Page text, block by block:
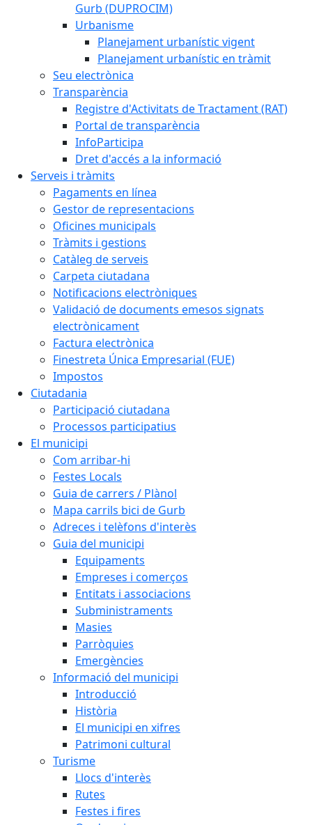
Gurb (DUPROCIM)
Urbanisme
Planejament urbanístic vigent
Planejament urbanístic en tràmit
Seu electrònica
Transparència
Registre d'Activitats de Tractament (RAT)
Portal de transparència
InfoParticipa
Dret d'accés a la informació
Serveis i tràmits
Pagaments en línea
Gestor de representacions
Oficines municipals
Tràmits i gestions
Catàleg de serveis
Carpeta ciutadana
Notificacions electròniques
Validació de documents emesos signats
electrònicament
Factura electrònica
Finestreta Única Empresarial (FUE)
Impostos
Ciutadania
Participació ciutadana
Processos participatius
El municipi
Com arribar-hi
Festes Locals
Guia de carrers / Plànol
Mapa carrils bici de Gurb
Adreces i telèfons d'interès
Guia del municipi
Equipaments
Empreses i comerços
Entitats i associacions
Subministraments
Masies
Parròquies
Emergències
Informació del municipi
Introducció
Història
El municipi en xifres
Patrimoni cultural
Turisme
Llocs d'interès
Rutes
Festes i fires